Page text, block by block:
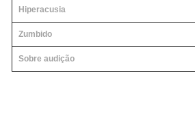
Hiperacusia
Zumbido
Sobre audição